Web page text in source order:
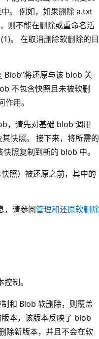
。 例如，如果删除 a.txt
则不能在删除或重命名活
。 在取消删除软删除的目
Blob”将还原与该 blob 关
不包含快照且未被软删
用。
，请先对基础 blob 调用
快照。 接下来，将所需的
照复制到新的 blob 中。
照）被还原之前，其中的
，请参阅管理和还原软删除
制。
和 Blob 软删除，则覆盖
本，该版本反映了 blob
除新版本，并且不会在软